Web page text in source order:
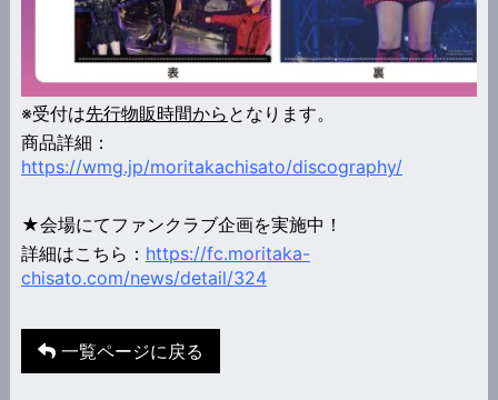
※受付は先行物販時間から となります。
商品詳細：
https://wmg.jp/moritakachisato/discography/
★会場にてファンクラブ企画を実施中！
詳細はこちら： https://fc.moritaka-
chisato.com/news/detail/324
一覧ページに戻る